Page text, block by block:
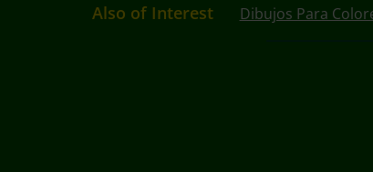
Also of Interest Dibujos Para